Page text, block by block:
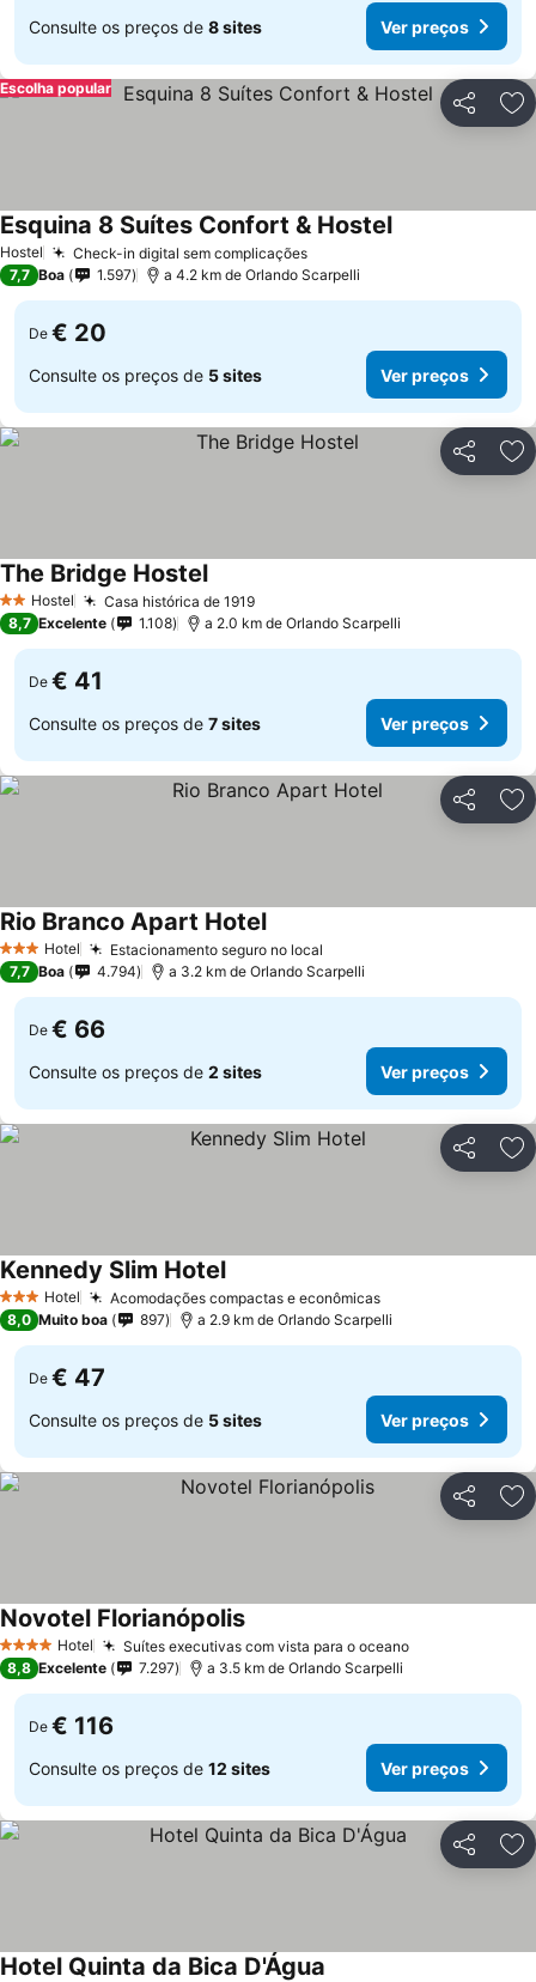
Consulte os preços de 8 sites Ver preços
Partilhar
Escolha popular
Hostel Check-in digital sem complicaçõesVer preços
Esquina 8 Suítes Confort & HostelVer preços
7,7 Boa 1.597 a 4.2 km de Orlando Scarpelli
De € 20
Consulte os preços de 5 sites Ver preços
Partilhar
2 Estrelas
Hostel Casa histórica de 1919Ver preços
The Bridge HostelVer preços
8,7 Excelente 1.108 a 2.0 km de Orlando Scarpelli
De € 41
Consulte os preços de 7 sites Ver preços
Partilhar
3 EstrelasHotel Estacionamento seguro no local
Rio Branco Apart HotelVer preços
7,7 Boa 4.794 a 3.2 km de Orlando Scarpelli
De € 66
Consulte os preços de 2 sites Ver preços
Partilhar
3 EstrelasHotel Acomodações compactas e econômicasVer preços
Kennedy Slim HotelVer preços
8,0 Muito boa 897 a 2.9 km de Orlando Scarpelli
De € 47
Consulte os preços de 5 sites Ver preços
Partilhar
4 EstrelasHotel Suítes executivas com vista para o oceanoVer preços
Novotel FlorianópolisVer preços
8,8 Excelente 7.297 a 3.5 km de Orlando Scarpelli
De € 116
Consulte os preços de 12 sites Ver preços
Partilhar
Hotel Quinta da Bica D'Água